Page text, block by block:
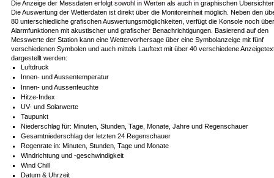
Die Anzeige der Messdaten erfolgt sowohl in Werten als auch in graphischen
Die Auswertung der Wetterdaten ist direkt über die Monitoreinheit möglich. Neben den
80 unterschiedliche grafischen Auswertungsmöglichkeiten, verfügt die Konsole noch
Alarmfunktionen mit akustischer und grafischer Benachrichtigungen. Basierend auf den
Messwerte der Station kann eine Wettervorhersage über eine Symbolanzeige mit fünf
verschiedenen Symbolen und auch mittels Lauftext mit über 40 verschiedene
dargestellt werden:
Luftdruck
Innen- und Aussentemperatur
Innen- und Aussenfeuchte
Hitze-Index
UV- und Solarwerte
Taupunkt
Niederschlag für: Minuten, Stunden, Tage, Monate, Jahre und Regenschauer
Gesamtniederschlag der letzten 24 Regenschauer
Regenrate in: Minuten, Stunden, Tage und Monate
Windrichtung und -geschwindigkeit
Wind Chill
Datum & Uhrzeit